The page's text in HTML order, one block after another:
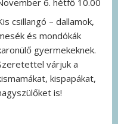
6. hétfő 10.00
csillangó – dallamok,
és mondókák
gyermekeknek.
várjuk a
kispapákat,
is!